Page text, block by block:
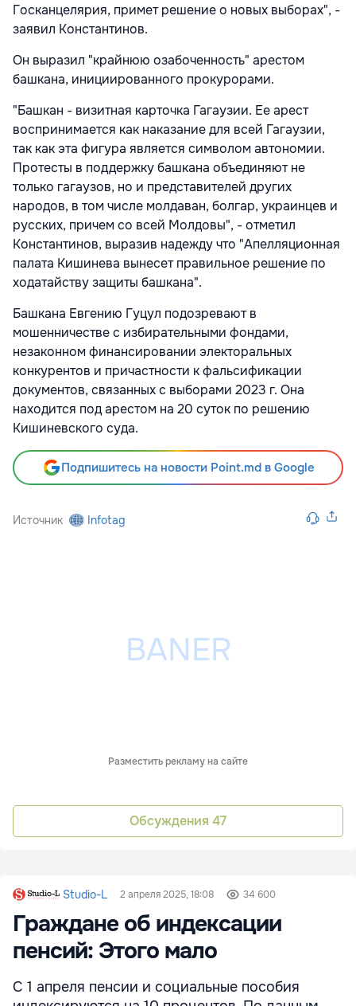
Госканцелярия, примет решение о новых выборах", -
заявил Константинов.
Он выразил "крайнюю озабоченность" арестом
башкана, инициированного прокурорами.
"Башкан - визитная карточка Гагаузии. Ее арест
воспринимается как наказание для всей Гагаузии,
так как эта фигура является символом автономии.
Протесты в поддержку башкана объединяют не
только гагаузов, но и представителей других
народов, в том числе молдаван, болгар, украинцев и
русских, причем со всей Молдовы", - отметил
Константинов, выразив надежду что "Апелляционная
палата Кишинева вынесет правильное решение по
ходатайству защиты башкана".
Башкана Евгению Гуцул подозревают в
мошенничестве с избирательными фондами,
незаконном финансировании электоральных
конкурентов и причастности к фальсификации
документов, связанных с выборами 2023 г. Она
находится под арестом на 20 суток по решению
Кишиневского суда.
Подпишитесь на новости Point.md в Google
Источник Infotag
Разместить рекламу на сайте
Обсуждения 47
Studio-L 2 апреля 2025, 18:08 34 600
Граждане об индексации
пенсий: Этого мало
С 1 апреля пенсии и социальные пособия